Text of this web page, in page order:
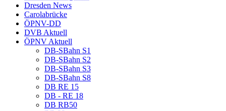
Dresden News
Carolabrücke
ÖPNV-DD
DVB Aktuell
ÖPNV Aktuell
DB-SBahn S1
DB-SBahn S2
DB-SBahn S3
DB-SBahn S8
DB RE 15
DB - RE 18
DB RB50